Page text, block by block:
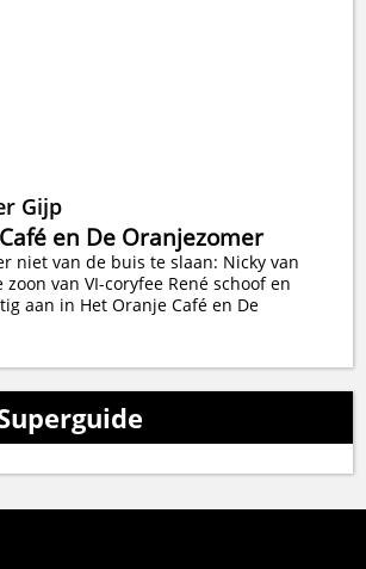
Gijp
en De Oranjezomer
niet van de buis te slaan: Nicky van
zoon van VI-coryfee René schoof en
aan in Het Oranje Café en De